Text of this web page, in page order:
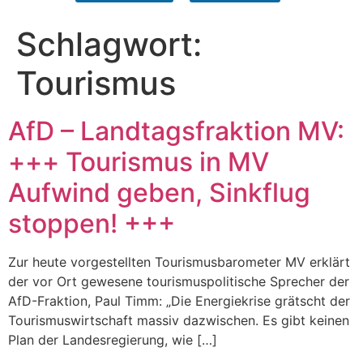
Schlagwort:
Tourismus
AfD – Landtagsfraktion MV:
+++ Tourismus in MV
Aufwind geben, Sinkflug
stoppen! +++
Zur heute vorgestellten Tourismusbarometer MV erklärt
der vor Ort gewesene tourismuspolitische Sprecher der
AfD-Fraktion, Paul Timm: „Die Energiekrise grätscht der
Tourismuswirtschaft massiv dazwischen. Es gibt keinen
Plan der Landesregierung, wie […]